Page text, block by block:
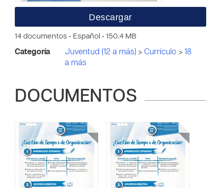
Descargar
14 documentos • Español • 150.4 MB
Categoría Juventud (12 a más) > Currículo > 18
a más
DOCUMENTOS